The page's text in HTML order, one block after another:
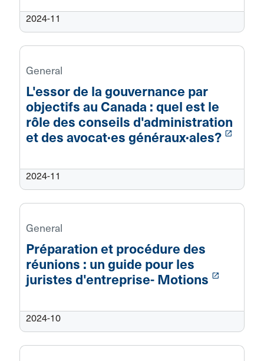
2024-11
General
L'essor de la gouvernance par
objectifs au Canada : quel est le
rôle des conseils d'administration
et des avocat·es généraux·ales? launch
2024-11
General
Préparation et procédure des
réunions : un guide pour les
juristes d'entreprise- Motions launch
2024-10